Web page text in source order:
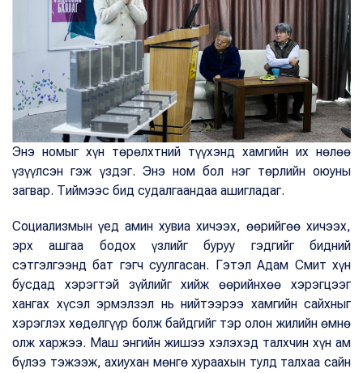
Энэ номыг хүн төрөлхтний түүхэнд хамгийн их нөлөө
үзүүлсэн гэж үздэг. Энэ ном бол нэг төрлийн оюуны
загвар. Тиймээс бид судалгаандаа ашигладаг.
Социализмын үед амин хувиа хичээх, өөрийгөө хичээх,
эрх ашгаа бодох үзлийг буруу гэдгийг бидний
сэтгэлгээнд бат гэгч суулгасан. Гэтэл Адам Смит хүн
бусдад хэрэгтэй зүйлийг хийж өөрийнхөө хэрэгцээг
хангах хүсэл эрмэлзэл нь нийтээрээ хамгийн сайхныг
хэрэглэх хөдөлгүүр болж байдгийг тэр олон жилийн өмнө
олж харжээ. Маш энгийн жишээ хэлэхэд талхчин хүн ам
бүлээ тэжээж, ахиухан мөнгө хураахын тулд талхаа сайн